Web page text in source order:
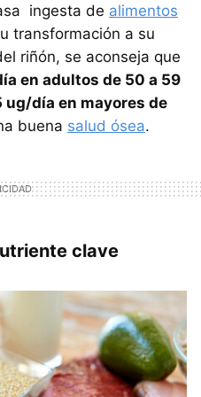
ingesta de alimentos
transformación a su
riñón, se aconseja que
en adultos de 50 a 59
ug/día en mayores de
buena salud ósea.
clave